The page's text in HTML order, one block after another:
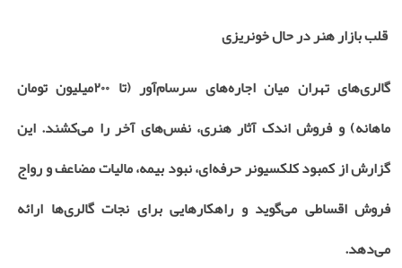
قلب بازار هنر در حال خونریزی
گالری‌های تهران میان اجاره‌های سرسام‌آور (تا ۲۰۰میلیون تومان
ماهانه) و فروش اندک آثار هنری، نفس‌های آخر را می‌کشند. این
گزارش از کمبود کلکسیونر حرفه‌ای، نبود بیمه، مالیات مضاعف و رواج
فروش اقساطی می‌گوید و راهکارهایی برای نجات گالری‌ها ارائه
می‌دهد.